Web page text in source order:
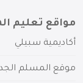
مواقع تعليم
أكاديمية سبيلي
موقع المسلم